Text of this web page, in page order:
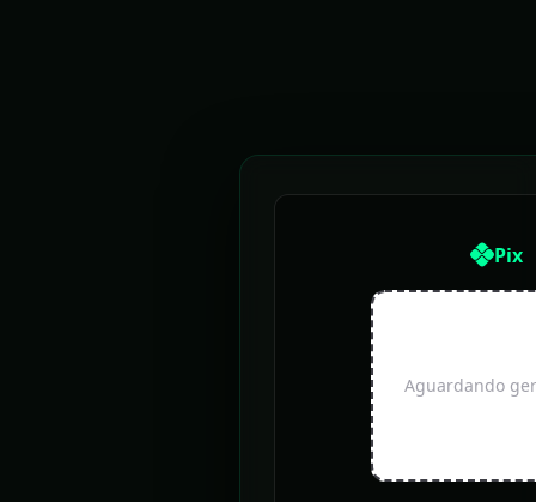
Pix
Aguardando